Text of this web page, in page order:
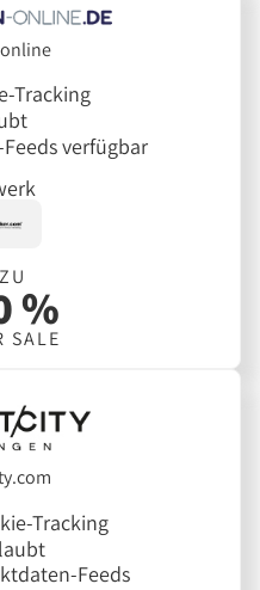
Tracking
verfügbar
%
SALE
Tracking
Feeds